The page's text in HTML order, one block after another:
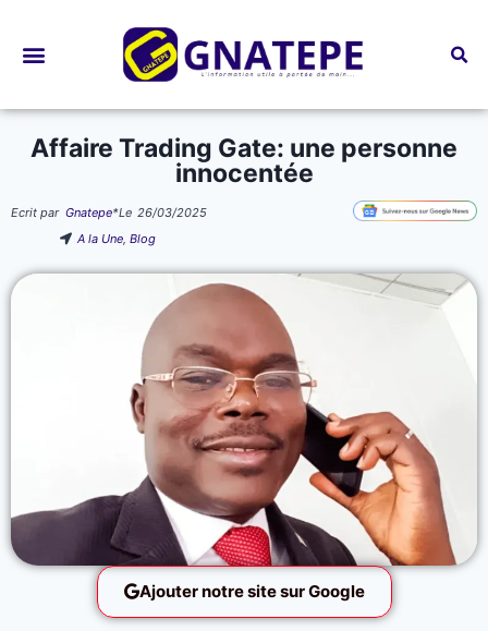
Affaire Trading Gate: une personne
innocentée
Ecrit par Gnatepe*Le 26/03/2025
A la Une,Blog
Ajouter notre site sur Google